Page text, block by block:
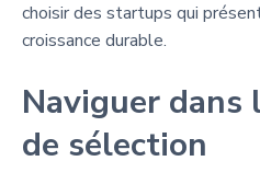
choisir des startups qui
croissance durable.
Naviguer dans
de sélection